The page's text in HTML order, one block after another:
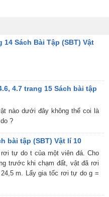
14 Sách Bài Tập (SBT) Vật
4.7 trang 15 Sách bài tập
nào dưới đây không thể coi là
?
bài tập (SBT) Vật lí 10
tự do t của một viên đá. Cho
trước khi chạm đất, vật đã rơi
m. Lấy gia tốc rơi tự do g =